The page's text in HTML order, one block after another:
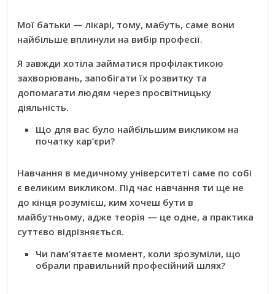
Мої батьки — лікарі, тому, мабуть, саме вони
найбільше вплинули на вибір професії.
Я завжди хотіла займатися профілактикою
захворювань, запобігати їх розвитку та
допомагати людям через просвітницьку
діяльність.
Що для вас було найбільшим викликом на
початку кар’єри?
Навчання в медичному університеті саме по собі
є великим викликом. Під час навчання ти ще не
до кінця розумієш, ким хочеш бути в
майбутньому, адже теорія — це одне, а практика
суттєво відрізняється.
Чи пам’ятаєте момент, коли зрозуміли, що
обрали правильний професійний шлях?